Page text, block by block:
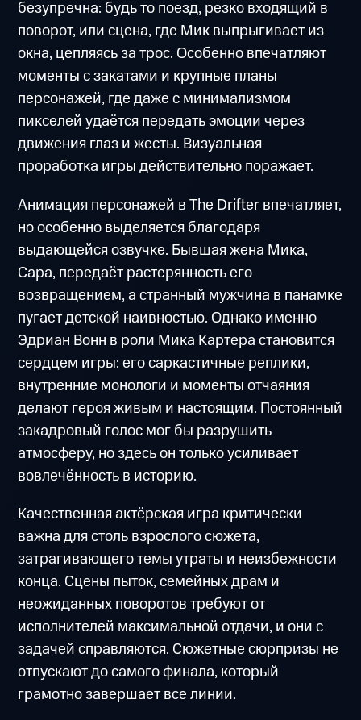
безупречна: будь то поезд, резко входящий в
поворот, или сцена, где Мик выпрыгивает из
окна, цепляясь за трос. Особенно впечатляют
моменты с закатами и крупные планы
персонажей, где даже с минимализмом
пикселей удаётся передать эмоции через
движения глаз и жесты. Визуальная
проработка игры действительно поражает.
Анимация персонажей в The Drifter впечатляет,
но особенно выделяется благодаря
выдающейся озвучке. Бывшая жена Мика,
Сара, передаёт растерянность его
возвращением, а странный мужчина в панамке
пугает детской наивностью. Однако именно
Эдриан Вонн в роли Мика Картера становится
сердцем игры: его саркастичные реплики,
внутренние монологи и моменты отчаяния
делают героя живым и настоящим. Постоянный
закадровый голос мог бы разрушить
атмосферу, но здесь он только усиливает
вовлечённость в историю.
Качественная актёрская игра критически
важна для столь взрослого сюжета,
затрагивающего темы утраты и неизбежности
конца. Сцены пыток, семейных драм и
неожиданных поворотов требуют от
исполнителей максимальной отдачи, и они с
задачей справляются. Сюжетные сюрпризы не
отпускают до самого финала, который
грамотно завершает все линии.